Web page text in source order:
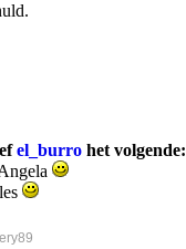
el_burro het volgende: